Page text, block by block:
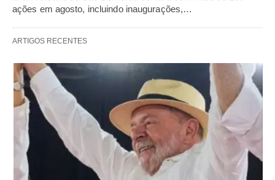
ações em agosto, incluindo inaugurações,…
ARTIGOS RECENTES